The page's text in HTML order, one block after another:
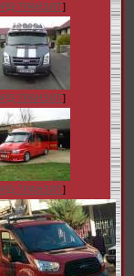
ТРАНЗИТ]
ТРАНЗИТ]
ТРАНЗИТ]